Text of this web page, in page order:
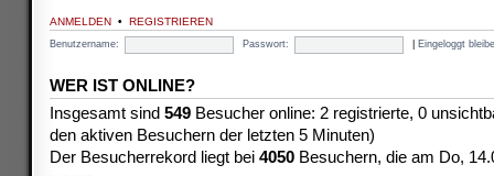
ANMELDEN • REGISTRIEREN
Benutzername: Passwort: Eingeloggt
WER IST ONLINE?
Insgesamt sind 549 Besucher online: 2 registrierte, 0
den aktiven Besuchern der letzten 5 Minuten)
Der Besucherrekord liegt bei 4050 Besuchern, die am Do,